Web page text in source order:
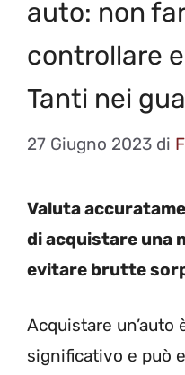
auto: non
controllare e
Tanti nei
27 Giugno 2023 di
Valuta
di acquistare una
evitare brutte
Acquistare un’auto
significativo e può